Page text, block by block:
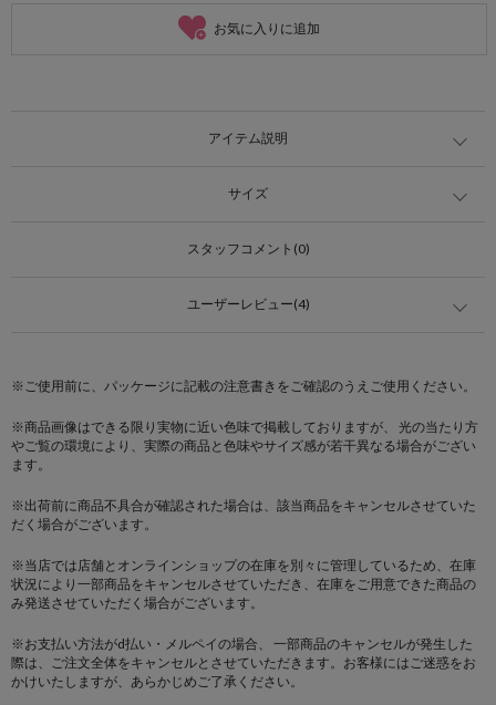
お気に入りに追加
アイテム説明
サイズ
スタッフコメント(0)
ユーザーレビュー(4)
※ご使用前に、パッケージに記載の注意書きをご確認のうえご使用ください。
※商品画像はできる限り実物に近い色味で掲載しておりますが、 光の当たり方
やご覧の環境により、実際の商品と色味やサイズ感が若干異なる場合がござい
ます。
※出荷前に商品不具合が確認された場合は、該当商品をキャンセルさせていた
だく場合がございます。
※当店では店舗とオンラインショップの在庫を別々に管理しているため、在庫
状況により一部商品をキャンセルさせていただき、在庫をご用意できた商品の
み発送させていただく場合がございます。
※お支払い方法がd払い・メルペイの場合、 一部商品のキャンセルが発生した
際は、ご注文全体をキャンセルとさせていただきます。お客様にはご迷惑をお
かけいたしますが、あらかじめご了承ください。